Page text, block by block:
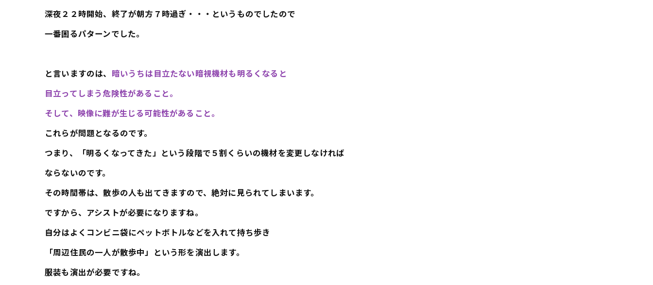
深夜２２時開始、終了が朝方７時過ぎ・・・というものでしたので
一番困るパターンでした。
と言いますのは、 暗いうちは目立たない暗視機材も明るくなると
目立ってしまう危険性があること。
そして、映像に難が生じる可能性があること。
これらが問題となるのです。
つまり、「明るくなってきた」という段階で５割くらいの機材を変更しなければ
ならないのです。
その時間帯は、散歩の人も出てきますので、絶対に見られてしまいます。
ですから、アシストが必要になりますね。
自分はよくコンビニ袋にペットボトルなどを入れて持ち歩き
「周辺住民の一人が散歩中」という形を演出します。
服装も演出が必要ですね。